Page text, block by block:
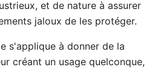
et de nature à assurer
jaloux de les protéger.
s'applique à donner de la
créant un usage quelconque,